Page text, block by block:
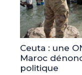
Ceuta : une
Maroc
politique